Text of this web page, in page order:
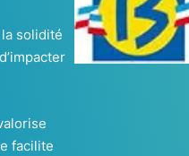
solidité
facilite